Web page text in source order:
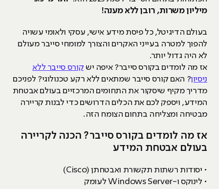
מיליון משרות, רובן ללא מענה!
בעולם הדיגיטל, כל פיסת מידע אישי, עסקי ולאומי עשויה
להפוך למטרה בעייני האקרים והצורך למומחי סייבר מעולם
לא היה גדול יותר.
אז מה לומדים בקורס סייבר? איפה יש קורס סייבר ללא
ניסיון? האם קורס סייבר שמתאים ללא רקע טכנולוגי? לפניכם
מדריך מקיף שיסקור את התחומים המרכזיים בעולם אבטחת
המידע, ויספק לכם את הכלים הדרושים כדי לבנות קריירה
מבטיחה ומצליחה בתחום הצומח הזה.
אז מה לומדים בקורס סייבר? הכנה לקריירה
בעולם אבטחת המידע
• יסודות רשתות תקשורת ואבטחתן (Cisco)
• לינוקס ו-Windows Server לעומק